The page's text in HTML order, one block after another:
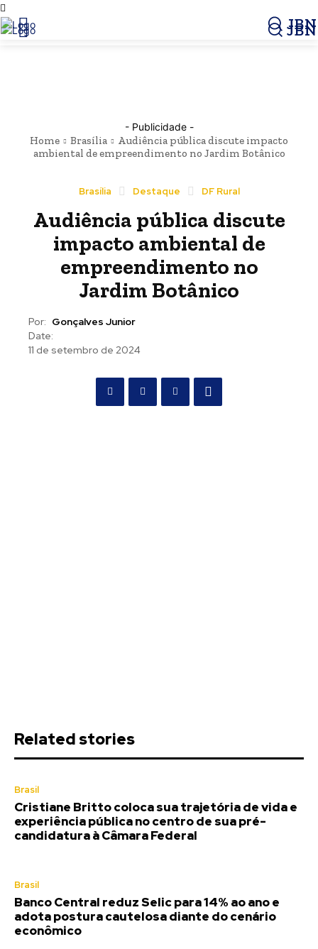
JBN
JBN
- Publicidade -
Home Brasília
Audiência pública discute impacto
ambiental de empreendimento no Jardim Botânico
Brasília Destaque DF Rural
Audiência pública discute
impacto ambiental de
empreendimento no
Jardim Botânico
Por: Gonçalves Junior
Date:
11 de setembro de 2024
Related stories
Brasil
Cristiane Britto coloca sua trajetória de vida e
experiência pública no centro de sua pré-
candidatura à Câmara Federal
Brasil
Banco Central reduz Selic para 14% ao ano e
adota postura cautelosa diante do cenário
econômico